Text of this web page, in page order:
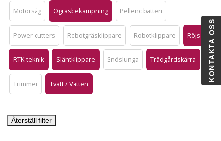
Motorsåg Ogräsbekämpning Pellenc batteri
Power-cutters Robotgräsklippare Robotklippare Röjsåg
RTK-teknik Släntklippare Snöslunga Trädgårdskärra
Trimmer Tvätt / Vatten
Återställ filter
KONTAKTA OSS